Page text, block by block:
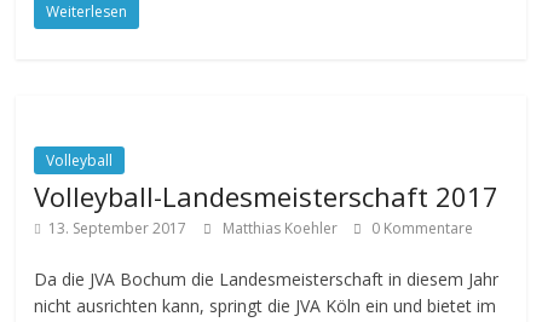
Weiterlesen
Volleyball
Volleyball-Landesmeisterschaft 2017
13. September 2017 Matthias Koehler 0 Kommentare
Da die JVA Bochum die Landesmeisterschaft in diesem Jahr
nicht ausrichten kann, springt die JVA Köln ein und bietet im